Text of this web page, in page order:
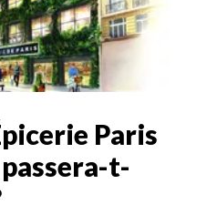
Paris
t-